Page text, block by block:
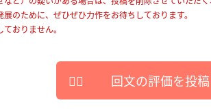
のために、ぜひぜひ力作をお待ちしております。
おりません。
回文の評価を投稿